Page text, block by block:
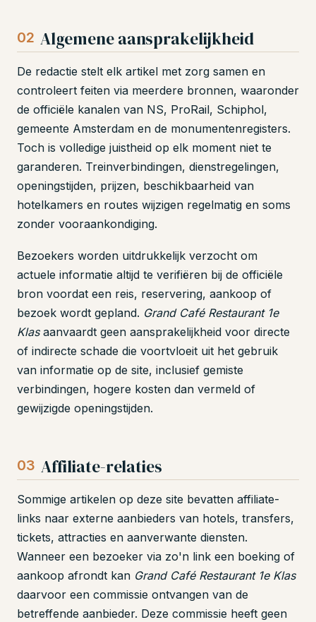
02 Algemene aansprakelijkheid
De redactie stelt elk artikel met zorg samen en
controleert feiten via meerdere bronnen, waaronder
de officiële kanalen van NS, ProRail, Schiphol,
gemeente Amsterdam en de monumentenregisters.
Toch is volledige juistheid op elk moment niet te
garanderen. Treinverbindingen, dienstregelingen,
openingstijden, prijzen, beschikbaarheid van
hotelkamers en routes wijzigen regelmatig en soms
zonder vooraankondiging.
Bezoekers worden uitdrukkelijk verzocht om
actuele informatie altijd te verifiëren bij de officiële
bron voordat een reis, reservering, aankoop of
bezoek wordt gepland. Grand Café Restaurant 1e
Klasaanvaardt geen aansprakelijkheid voor directe
of indirecte schade die voortvloeit uit het gebruik
van informatie op de site, inclusief gemiste
verbindingen, hogere kosten dan vermeld of
gewijzigde openingstijden.
03 Affiliate-relaties
Sommige artikelen op deze site bevatten affiliate-
links naar externe aanbieders van hotels, transfers,
tickets, attracties en aanverwante diensten.
Wanneer een bezoeker via zo'n link een boeking of
aankoop afrondt kan Grand Café Restaurant 1e Klas
daarvoor een commissie ontvangen van de
betreffende aanbieder. Deze commissie heeft geen